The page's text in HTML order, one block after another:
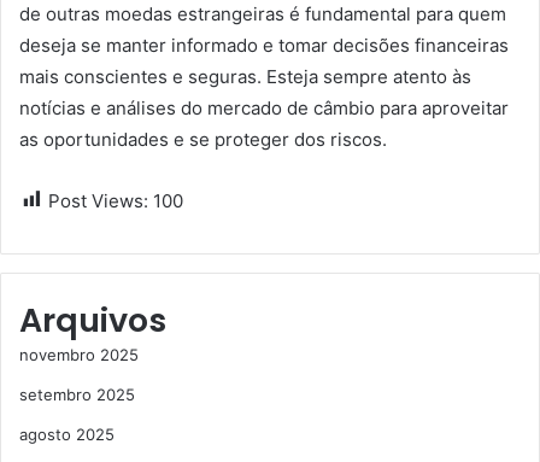
de outras moedas estrangeiras é fundamental para quem
deseja se manter informado e tomar decisões financeiras
mais conscientes e seguras. Esteja sempre atento às
notícias e análises do mercado de câmbio para aproveitar
as oportunidades e se proteger dos riscos.
Post Views: 100
Arquivos
novembro 2025
setembro 2025
agosto 2025